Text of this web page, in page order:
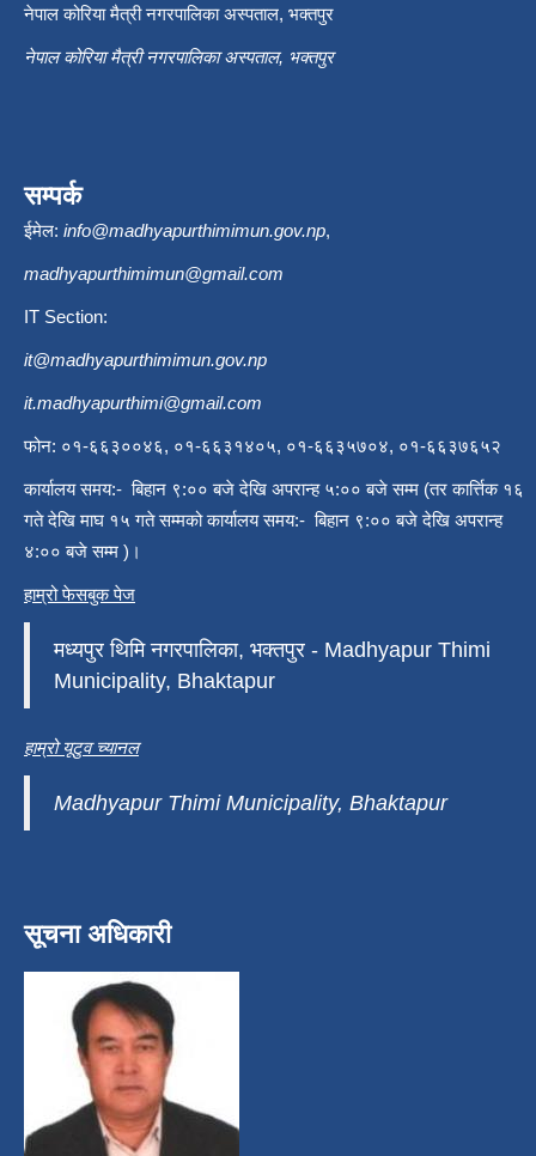
नेपाल कोरिया मैत्री नगरपालिका अस्पताल, भक्तपुर
नेपाल कोरिया मैत्री नगरपालिका अस्पताल, भक्तपुर
सम्पर्क
ईमेल: info@madhyapurthimimun.gov.np,
madhyapurthimimun@gmail.com
IT Section:
it@madhyapurthimimun.gov.np
it.madhyapurthimi@gmail.com
फोन: ०१-६६३००४६, ०१-६६३१४०५, ०१-६६३५७०४, ०१-६६३७६५२
कार्यालय समय:- बिहान ९:०० बजे देखि अपरान्ह ५:०० बजे सम्म (तर कार्त्तिक १६
गते देखि माघ १५ गते सम्मको कार्यालय समय:- बिहान ९:०० बजे देखि अपरान्ह
४:०० बजे सम्म )।
हाम्रो फेसबुक पेज
मध्यपुर थिमि नगरपालिका, भक्तपुर - Madhyapur Thimi
Municipality, Bhaktapur
हाम्रो यूटुव च्यानल
Madhyapur Thimi Municipality, Bhaktapur
सूचना अधिकारी